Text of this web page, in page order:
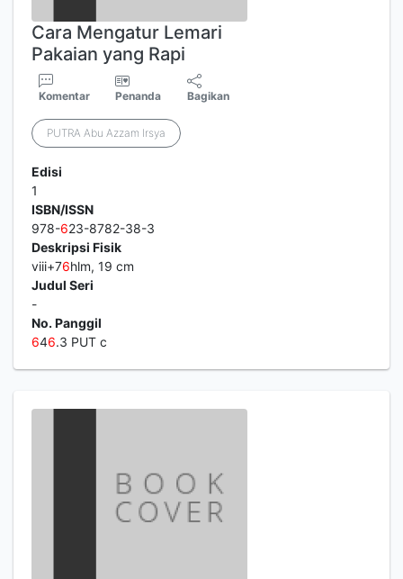
Cara Mengatur Lemari
Pakaian yang Rapi
Komentar Penanda Bagikan
PUTRA Abu Azzam Irsya
Edisi
1
ISBN/ISSN
978-623-8782-38-3
Deskripsi Fisik
viii+76hlm, 19 cm
Judul Seri
-
No. Panggil
646.3 PUT c